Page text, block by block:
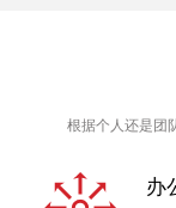
根据个人还是团
办